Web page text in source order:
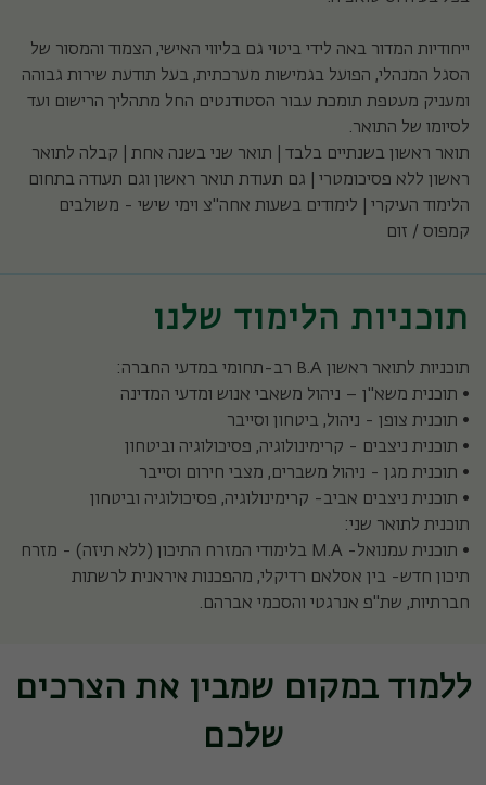
ייחודיות המדור באה לידי ביטוי גם בליווי האישי, הצמוד והמסור של
הסגל המנהלי, הפועל בגמישות מערכתית, בעל תודעת שירות גבוהה
ומעניק מעטפת תומכת עבור הסטודנטים החל מתהליך הרישום ועד
לסיומו של התואר.
תואר ראשון בשנתיים בלבד | תואר שני בשנה אחת | קבלה לתואר
ראשון ללא פסיכומטרי | גם תעודת תואר ראשון וגם תעודה בתחום
הלימוד העיקרי | לימודים בשעות אחה"צ וימי שישי - משולבים
קמפוס / זום
תוכניות הלימוד שלנו
תוכניות לתואר ראשון B.A רב-תחומי במדעי החברה:
• תוכנית משא"ן – ניהול משאבי אנוש ומדעי המדינה
• תוכנית צופן - ניהול, ביטחון וסייבר
• תוכנית ניצבים - קרימינולוגיה, פסיכולוגיה וביטחון
• תוכנית מגן - ניהול משברים, מצבי חירום וסייבר
• תוכנית ניצבים אביב- קרימינולוגיה, פסיכולוגיה וביטחון
תוכנית לתואר שני:
• תוכנית עמנואל- M.A בלימודי המזרח התיכון (ללא תיזה) - מזרח
תיכון חדש- בין אסלאם רדיקלי, מהפכנות איראנית לרשתות
חברתיות, שת"פ אנרגטי והסכמי אברהם.
ללמוד במקום שמבין את הצרכים
שלכם